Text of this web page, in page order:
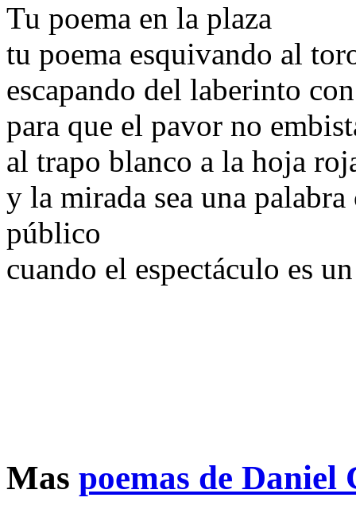
Tu poema en la plaza
tu poema esquivando al
escapando del laberinto
para que el pavor no
al trapo blanco a la hoja
y la mirada sea una
público
cuando el espectáculo es
Mas poemas de Daniel